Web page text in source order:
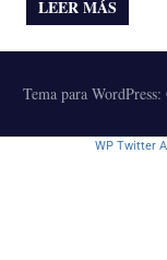
LEER MÁS
Tema para
WP Twitter